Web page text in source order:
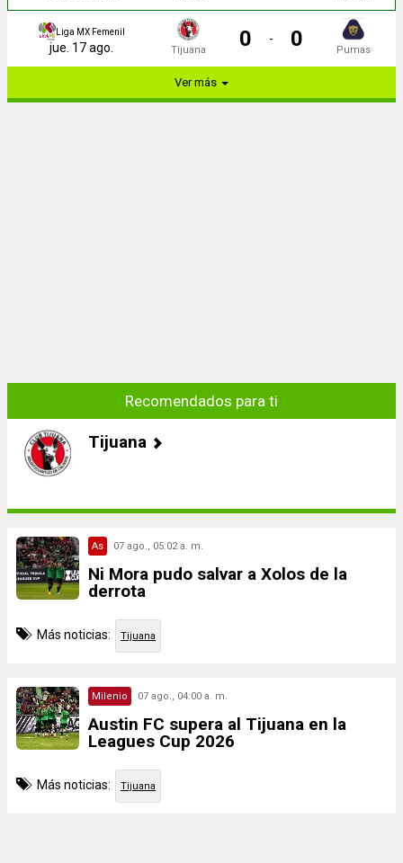
Liga MX Femenil
jue. 17 ago. Tijuana 0 - 0 Pumas
Ver más
Recomendados para ti
Tijuana
As 07 ago., 05:02 a. m.
Ni Mora pudo salvar a Xolos de la
derrota
Más noticias: Tijuana
Milenio 07 ago., 04:00 a. m.
Austin FC supera al Tijuana en la
Leagues Cup 2026
Más noticias: Tijuana